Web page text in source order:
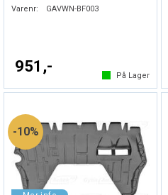
Varenr: GAVWN-BF003
951,-
På Lager
10%